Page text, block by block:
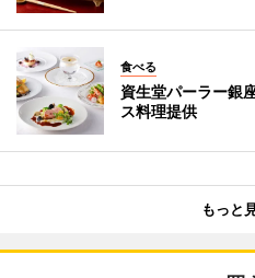
食べる
資生堂パーラー銀
ス料理提供
もっと